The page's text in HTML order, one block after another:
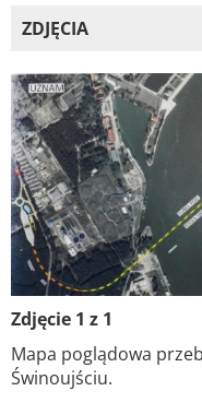
ZDJĘCIA
Zdjęcie 1 z 1
Mapa poglądowa
Świnoujściu.